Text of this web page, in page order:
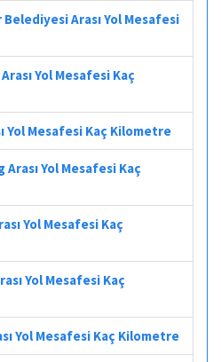
Arası Yol Mesafesi
Yol Mesafesi Kaç
Yol Mesafesi Kaç Kilometre
Yol Mesafesi Kaç
Yol Mesafesi Kaç
Yol Mesafesi Kaç
Yol Mesafesi Kaç Kilometre